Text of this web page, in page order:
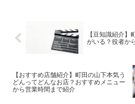
【豆知識紹介】
がいる？役者か
【おすすめ店舗紹介】町田の山下本気う
どんってどんなお店？おすすめメニュー
から営業時間まで紹介